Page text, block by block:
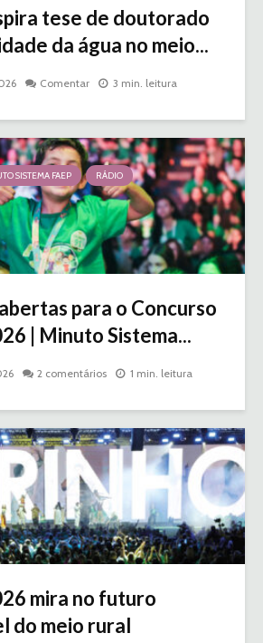
tese de doutorado
da água no meio...
Comentar 3 min. leitura
SISTEMA FAEP RÁDIO
para o Concurso
| Minuto Sistema...
2 comentários 1 min. leitura
mira no futuro
do meio rural